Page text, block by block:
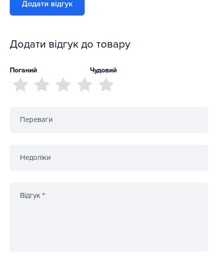
Додати відгук
Додати відгук до товару
Поганий Чудовий
Переваги
Недоліки
Відгук *